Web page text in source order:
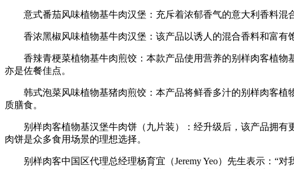
意式番茄风味植物基牛肉汉堡：充斥着浓郁香气的意大利香料混
香浓黑椒风味植物基牛肉汉堡：该产品以诱人的混合香料和富有
香辣青梗菜植物基牛肉煎饺：本款产品使用营养的别样肉客植物
亦是佐餐佳点。
韩式泡菜风味植物基猪肉煎饺：本产品将鲜香多汁的别样肉客植
质膳食。
别样肉客植物基汉堡牛肉饼（九片装）：经升级后，该产品拥有
肉饼是众多食用场景的理想选择。
别样肉客中国区代理总经理杨育宜（Jeremy Yeo）先生表示：“对